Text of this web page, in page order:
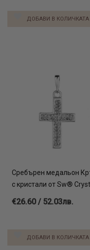
ДОБАВИ В КОЛИЧКАТА
Сребърен медальон
с кристали от Sw®
€26.60 / 52.03лв.
ДОБАВИ В КОЛИЧКАТА